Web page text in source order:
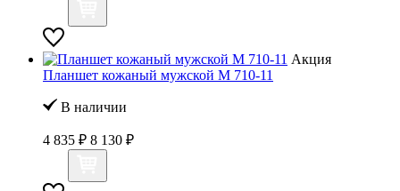
Акция
Планшет кожаный мужской M 710-11
В наличии
4 835 ₽ 8 130 ₽